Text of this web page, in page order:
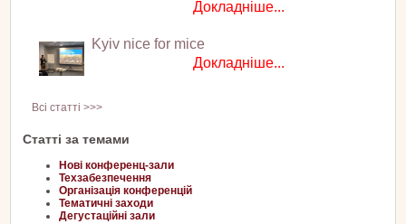
Докладніше...
Kyiv nice for mice
Докладніше...
Всі статті >>>
Статті за темами
Нові конференц-зали
Техзабезпечення
Організація конференцій
Тематичні заходи
Дегустаційні зали